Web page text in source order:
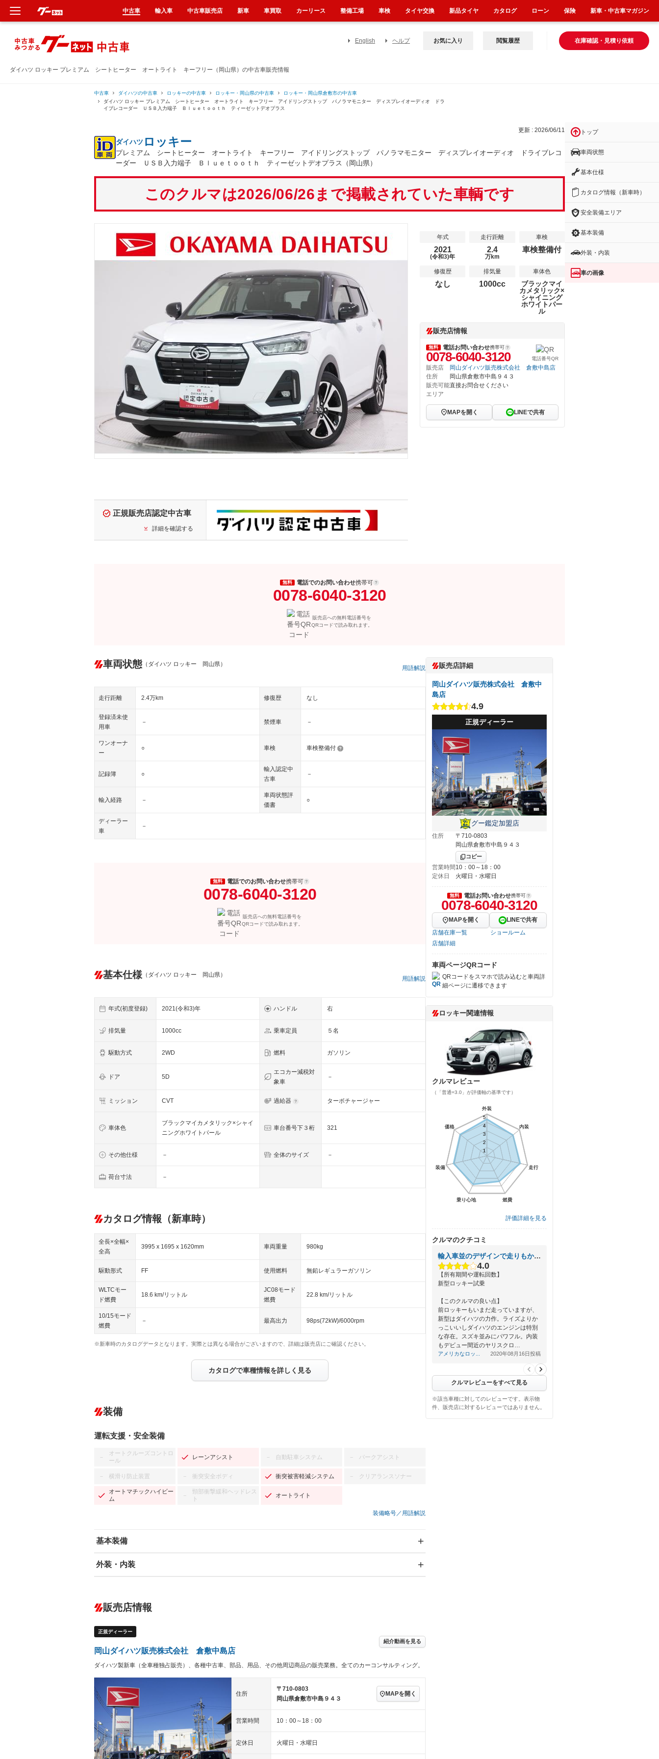
ダイハツ ロッキー プレミアム シートヒーター オートライト キーフリー（岡山県）の中古車販売情報
English ヘルプ 在庫確認・見積り依頼
お気に入り 閲覧履歴
中古車 ダイハツの中古車 ロッキーの中古車 ロッキー・岡山県の中古車
ロッキー・岡山県倉敷市の中古車
ダイハツ ロッキー プレミアム シートヒーター オートライト キーフリー アイドリングストップ パノラマモニター ディスプレイオーディオ ドラ
イブレコーダー ＵＳＢ入力端子 Ｂｌｕｅｔｏｏｔｈ ティーゼットデオプラス
更新 : 2026/06/11
ダイハツ ロッキー
プレミアム シートヒーター オートライト キーフリー アイドリングストップ パノラマモニター ディスプレイオーディオ ドライブレコ
ーダー ＵＳＢ入力端子 Ｂｌｕｅｔｏｏｔｈ ティーゼットデオプラス（岡山県）
このクルマは2026/06/26まで掲載されていた車輌です
正規販売店認定中古車
詳細を確認する
年式
2021
(令和3)年
走行距離
2.4
万km
車検
車検整備付
修復歴
なし
排気量
1000cc
車体色
ブラックマイ
カメタリック×
シャイニング
ホワイトパー
ル
販売店情報
無料 電話お問い合わせ携帯可
0078-6040-3120 電話番号QR
販売店
岡山ダイハツ販売株式会社 倉敷中島店
住所
岡山県倉敷市中島９４３
販売可能
エリア
直接お問合せください
MAPを開く LINEで共有
無料 電話でのお問い合わせ携帯可
0078-6040-3120
販売店への無料電話番号を
QRコードで読み取れます。
車両状態 （ダイハツ ロッキー 岡山県）
用語解説
走行距離 2.4万km 修復歴 なし
登録済未使
用車
－ 禁煙車 －
ワンオーナ
ー
○ 車検 車検整備付
記録簿 ○
輸入認定中
古車
－
輸入経路 －
車両状態評
価書
○
ディーラー
車
－
無料 電話でのお問い合わせ携帯可
0078-6040-3120
販売店への無料電話番号を
QRコードで読み取れます。
基本仕様 （ダイハツ ロッキー 岡山県）
用語解説
年式(初度登録) 2021(令和3)年 ハンドル 右
排気量 1000cc 乗車定員 ５名
駆動方式 2WD 燃料 ガソリン
ドア 5D
エコカー減税対
象車
－
ミッション CVT 過給器 ターボチャージャー
車体色
ブラックマイカメタリック×シャイ
ニングホワイトパール
車台番号下３桁 321
その他仕様 － 全体のサイズ －
荷台寸法 －
カタログ情報（新車時）
全長×全幅×
全高
3995 x 1695 x 1620mm 車両重量 980kg
駆動形式 FF 使用燃料 無鉛レギュラーガソリン
WLTCモー
ド燃費
18.6 km/リットル
JC08モード
燃費
22.8 km/リットル
10/15モード
燃費
－ 最高出力 98ps(72kW)/6000rpm
※新車時のカタログデータとなります。実際とは異なる場合がございますので、詳細は販売店にご確認ください。
カタログで車種情報を詳しく見る
装備
運転支援・安全装備
－
オートクルーズコントロ
ール
レーンアシスト － 自動駐車システム － パークアシスト
－ 横滑り防止装置 － 衝突安全ボディ 衝突被害軽減システム － クリアランスソナー
オートマチックハイビー
ム
－
頸部衝撃緩和ヘッドレス
ト
オートライト
装備略号／用語解説
基本装備
エアバッグ：運転席
－ ダウンヒルアシストコントロール
Bluetooth接続 センターデフロック
－ レンタカーアップ － 展示・試乗車
外装・内装
－ オーディオ
－
ヘッドライトウォッシャ
ー
－ LEDヘッドランプ － HID(キセノンライト) バックカメラ
－ ETC － エアロ スマートキー － ローダウン
－ フルフラットシート チップアップシート オットマン 電動格納サードシート
シートヒーター ウォークスルー 後席モニター
フロントカメラ － シートエアコン
－ ルーフレール － エアサスペンション
販売店情報
正規ディーラー
岡山ダイハツ販売株式会社 倉敷中島店
紹介動画を見る
ダイハツ製新車（全車種独占販売）、各種中古車、部品、用品、その他周辺商品の販売業務。全てのカーコンサルティング。
住所
〒710-0803
岡山県倉敷市中島９４３
MAPを開く
営業時間 10：00～18：00
定休日 火曜日・水曜日
販売店詳細
岡山ダイハツ販売株式会社 倉敷中
島店
4.9
正規ディーラー
グー鑑定加盟店
住所
〒710-0803
岡山県倉敷市中島９４３
コピー
営業時間10：00～18：00
定休日
火曜日・水曜日
無料 電話お問い合わせ携帯可
0078-6040-3120
MAPを開く
LINEで共有
店舗在庫一覧
ショールーム
店舗詳細
車両ページQRコード
QRコードをスマホで読み込むと車両詳
細ページに遷移できます
ロッキー関連情報
クルマレビュー
（「普通=3.0」が評価軸の基準です）
外装
内装
走行
燃費
乗り心地
装備
価格
1
2
3
4
5
外装
内装
走行
燃費
乗り心地
装備
価格
1
2
3
4
5
評価詳細を見る
クルマのクチコミ
輸入車並のデザインで走りもかなりいい安価な国産ＳＵＶで売れる
4.0
【所有期間や運転回数】
新型ロッキー試乗
【このクルマの良い点】
前ロッキーもいまだ走っていますが、
新型はダイハツの力作。ライズよりか
っこいいしダイハツのエンジンは特別
な存在。スズキ並みにパワフル。内装
もデビュー間近のヤリスクロ…
アメリカなロッ... 2020年08月16日投稿
クルマレビューをすべて見る
※該当車種に対してのレビューです。表示物
件、販売店に対するレビューではありません。
トップ
車両状態
基本仕様
カタログ情報（新車時）
安全装備エリア
基本装備
外装・内装
車の画像
中古車 輸入車 中古車販売店 新車 車買取 カーリース 整備工場 車検 タイヤ交換 新品タイヤ カタログ ローン 保険 新車・中古車マガジン
新車
中古車